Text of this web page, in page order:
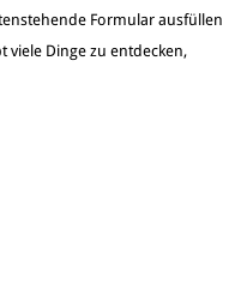
Formular ausfüllen
viele Dinge zu entdecken,